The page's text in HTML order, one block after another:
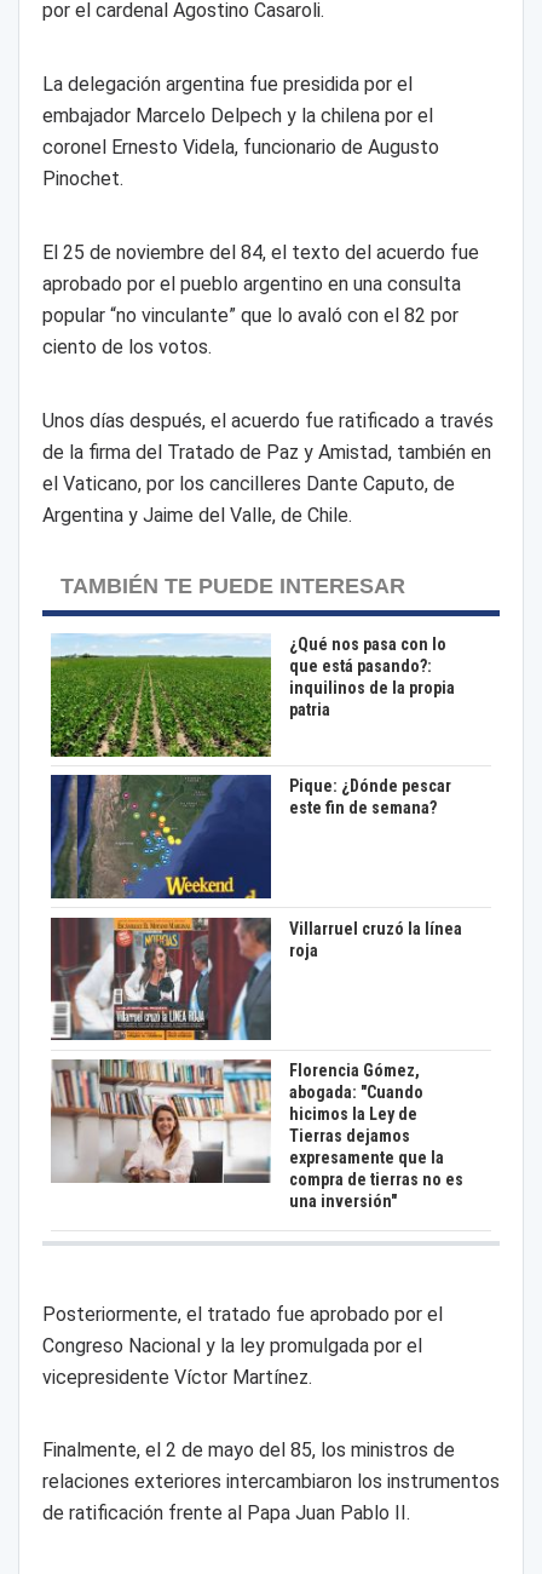
por el cardenal Agostino Casaroli.
La delegación argentina fue presidida por el
embajador Marcelo Delpech y la chilena por el
coronel Ernesto Videla, funcionario de Augusto
Pinochet.
El 25 de noviembre del 84, el texto del acuerdo fue
aprobado por el pueblo argentino en una consulta
popular “no vinculante” que lo avaló con el 82 por
ciento de los votos.
Unos días después, el acuerdo fue ratificado a través
de la firma del Tratado de Paz y Amistad, también en
el Vaticano, por los cancilleres Dante Caputo, de
Argentina y Jaime del Valle, de Chile.
TAMBIÉN TE PUEDE INTERESAR
¿Qué nos pasa con lo
que está pasando?:
inquilinos de la propia
patria
Pique: ¿Dónde pescar
este fin de semana?
Villarruel cruzó la línea
roja
Florencia Gómez,
abogada: "Cuando
hicimos la Ley de
Tierras dejamos
expresamente que la
compra de tierras no es
una inversión"
Posteriormente, el tratado fue aprobado por el
Congreso Nacional y la ley promulgada por el
vicepresidente Víctor Martínez.
Finalmente, el 2 de mayo del 85, los ministros de
relaciones exteriores intercambiaron los instrumentos
de ratificación frente al Papa Juan Pablo II.